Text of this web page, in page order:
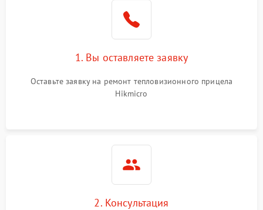
1. Вы оставляете заявку
Оставьте заявку на ремонт тепловизионного прицела
Hikmicro
2. Консультация